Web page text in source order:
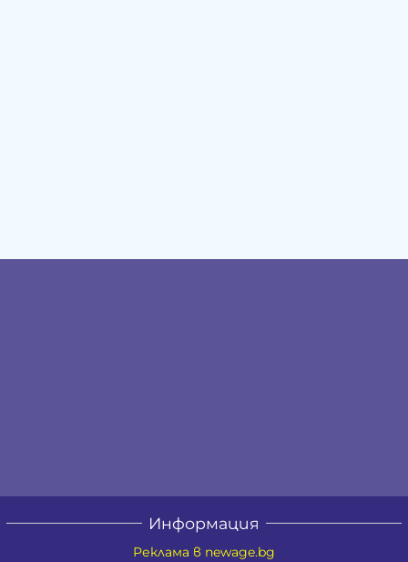
Информация
Реклама в newage.bg